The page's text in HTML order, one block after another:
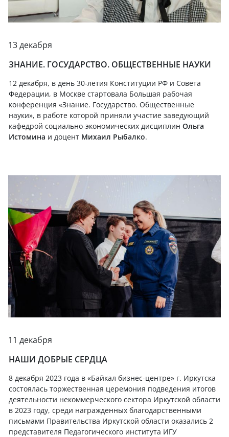
13 декабря
ЗНАНИЕ. ГОСУДАРСТВО. ОБЩЕСТВЕННЫЕ НАУКИ
12 декабря, в день 30-летия Конституции РФ и Совета
Федерации, в Москве стартовала Большая рабочая
конференция «Знание. Государство. Общественные
науки», в работе которой приняли участие заведующий
кафедрой социально-экономических дисциплин Ольга
Истомина и доцент Михаил Рыбалко.
11 декабря
НАШИ ДОБРЫЕ СЕРДЦА
8 декабря 2023 года в «Байкал бизнес-центре» г. Иркутска
состоялась торжественная церемония подведения итогов
деятельности некоммерческого сектора Иркутской области
в 2023 году, среди награжденных благодарственными
письмами Правительства Иркутской области оказались 2
представителя Педагогического института ИГУ